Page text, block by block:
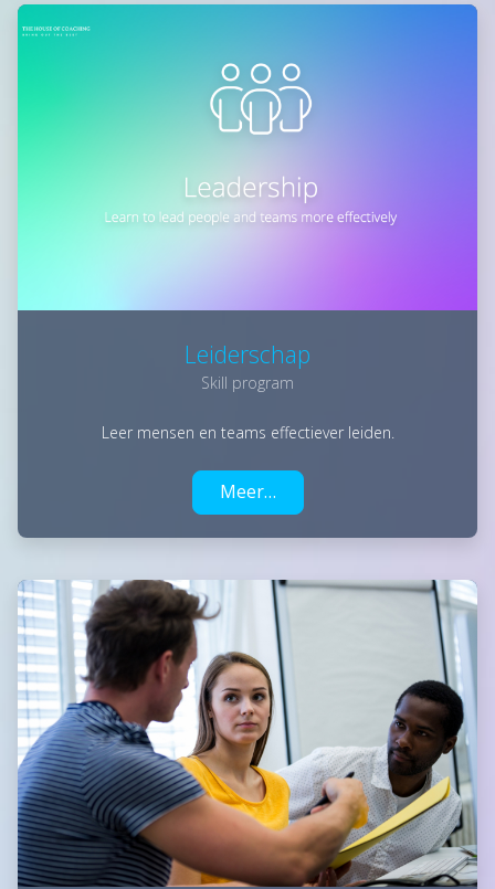
Leiderschap
Skill program
Leer mensen en teams effectiever leiden.
Meer…